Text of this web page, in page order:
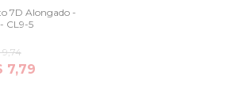
7D Alongado -
CL9-5
7,79